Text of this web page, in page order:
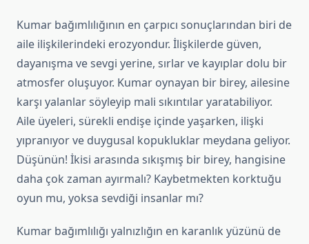
Kumar bağımlılığının en çarpıcı sonuçlarından biri de
aile ilişkilerindeki erozyondur. İlişkilerde güven,
dayanışma ve sevgi yerine, sırlar ve kayıplar dolu bir
atmosfer oluşuyor. Kumar oynayan bir birey, ailesine
karşı yalanlar söyleyip mali sıkıntılar yaratabiliyor.
Aile üyeleri, sürekli endişe içinde yaşarken, ilişki
yıpranıyor ve duygusal kopukluklar meydana geliyor.
Düşünün! İkisi arasında sıkışmış bir birey, hangisine
daha çok zaman ayırmalı? Kaybetmekten korktuğu
oyun mu, yoksa sevdiği insanlar mı?
Kumar bağımlılığı yalnızlığın en karanlık yüzünü de